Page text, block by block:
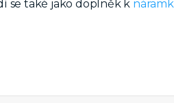
se také jako doplněk k